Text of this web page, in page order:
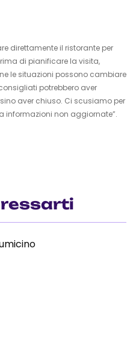
direttamente il ristorante per
di pianificare la visita,
le situazioni possono cambiare
potrebbero aver
aver chiuso. Ci scusiamo per
informazioni non aggiornate”.